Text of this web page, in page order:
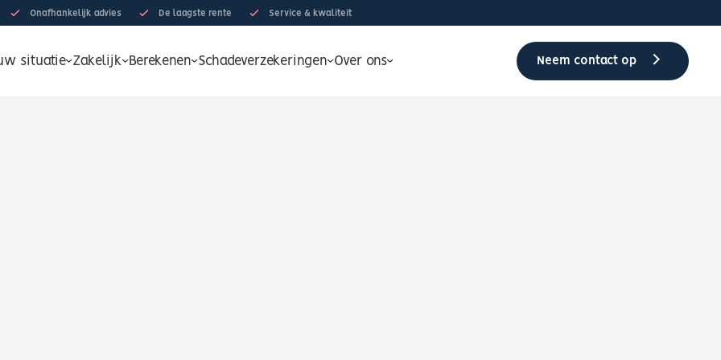
Onafhankelijk advies De laagste rente Service & kwaliteit
situatie Zakelijk Berekenen Schadeverzekeringen Over ons Neem contact op